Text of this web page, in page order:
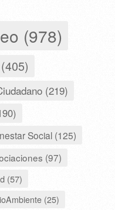
(978)
(219)
Social (125)
(97)
(57)
(25)